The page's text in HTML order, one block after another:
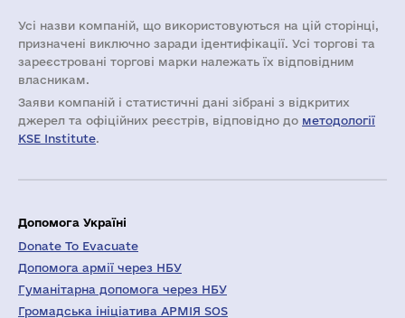
Усі назви компаній, що використовуються на цій сторінці,
призначені виключно заради ідентифікації. Усі торгові та
зареєстровані торгові марки належать їх відповідним
власникам.
Заяви компаній i статистичні дані зібрані з відкритих
джерел та офіційних реєстрів, відповідно до методології
KSE Institute.
Допомога Україні
Donate To Evacuate
Допомога армії через НБУ
Гуманітарна допомога через НБУ
Громадська ініціатива АРМІЯ SOS